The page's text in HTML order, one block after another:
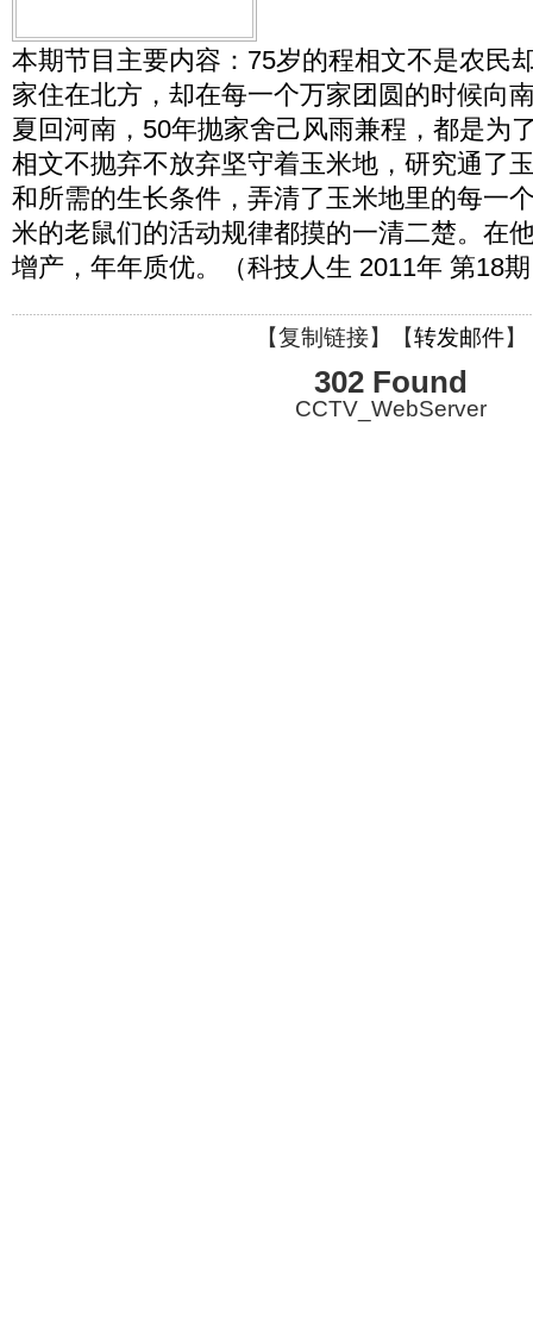
本期节目主要内容：75岁的程相文不是农民
家住在北方，却在每一个万家团圆的时候向
夏回河南，50年抛家舍己风雨兼程，都是为
相文不抛弃不放弃坚守着玉米地，研究通了
和所需的生长条件，弄清了玉米地里的每一
米的老鼠们的活动规律都摸的一清二楚。在
增产，年年质优。（科技人生 2011年 第18
【复制链接】【转发邮件】
302 Found
CCTV_WebServer